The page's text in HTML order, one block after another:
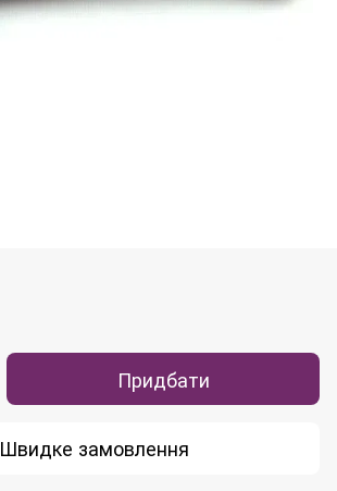
Придбати
Швидке замовлення